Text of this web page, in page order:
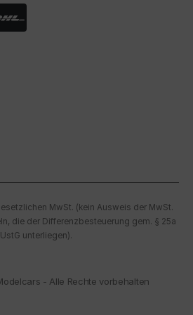
MwSt. (kein Ausweis der MwSt.
die der Differenzbesteuerung gem. § 25a
UstG unterliegen).
- Alle Rechte vorbehalten
nicht statt.